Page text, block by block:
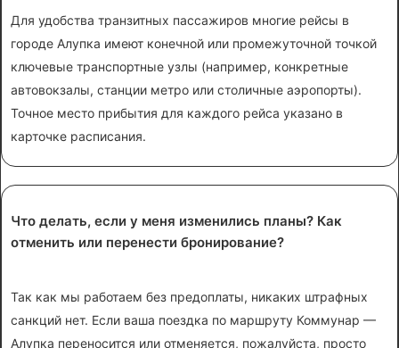
Для удобства транзитных пассажиров многие рейсы в
городе Алупка имеют конечной или промежуточной точкой
ключевые транспортные узлы (например, конкретные
автовокзалы, станции метро или столичные аэропорты).
Точное место прибытия для каждого рейса указано в
карточке расписания.
Что делать, если у меня изменились планы? Как
отменить или перенести бронирование?
Так как мы работаем без предоплаты, никаких штрафных
санкций нет. Если ваша поездка по маршруту Коммунар —
Алупка переносится или отменяется, пожалуйста, просто